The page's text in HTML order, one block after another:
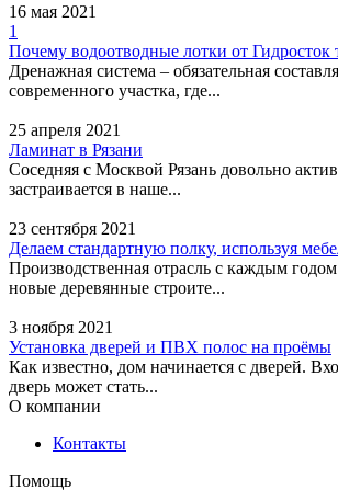
Простор, агентство
недвижимости
Адрес:
Сахьяновой, 3 - 204
офис, 2 этаж
16 мая 2021
1
Почему водоотводные лотки от Гидросток
Дренажная система – обязательная
современного участка, где...
25 апреля 2021
Ламинат в Рязани
Соседняя с Москвой Рязань довольно
застраивается в наше...
23 сентября 2021
Делаем стандартную полку, используя
Производственная отрасль с каждым годом
новые деревянные строите...
3 ноября 2021
Установка дверей и ПВХ полос на проёмы
Как известно, дом начинается с дверей.
дверь может стать...
О компании
Контакты
Помощь